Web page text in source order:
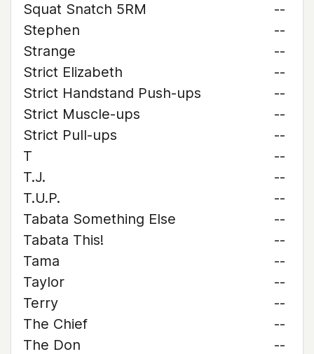
Squat Snatch 5RM
--
Stephen
--
Strange
--
Strict Elizabeth
--
Strict Handstand Push-ups
--
Strict Muscle-ups
--
Strict Pull-ups
--
T
--
T.J.
--
T.U.P.
--
Tabata Something Else
--
Tabata This!
--
Tama
--
Taylor
--
Terry
--
The Chief
--
The Don
--